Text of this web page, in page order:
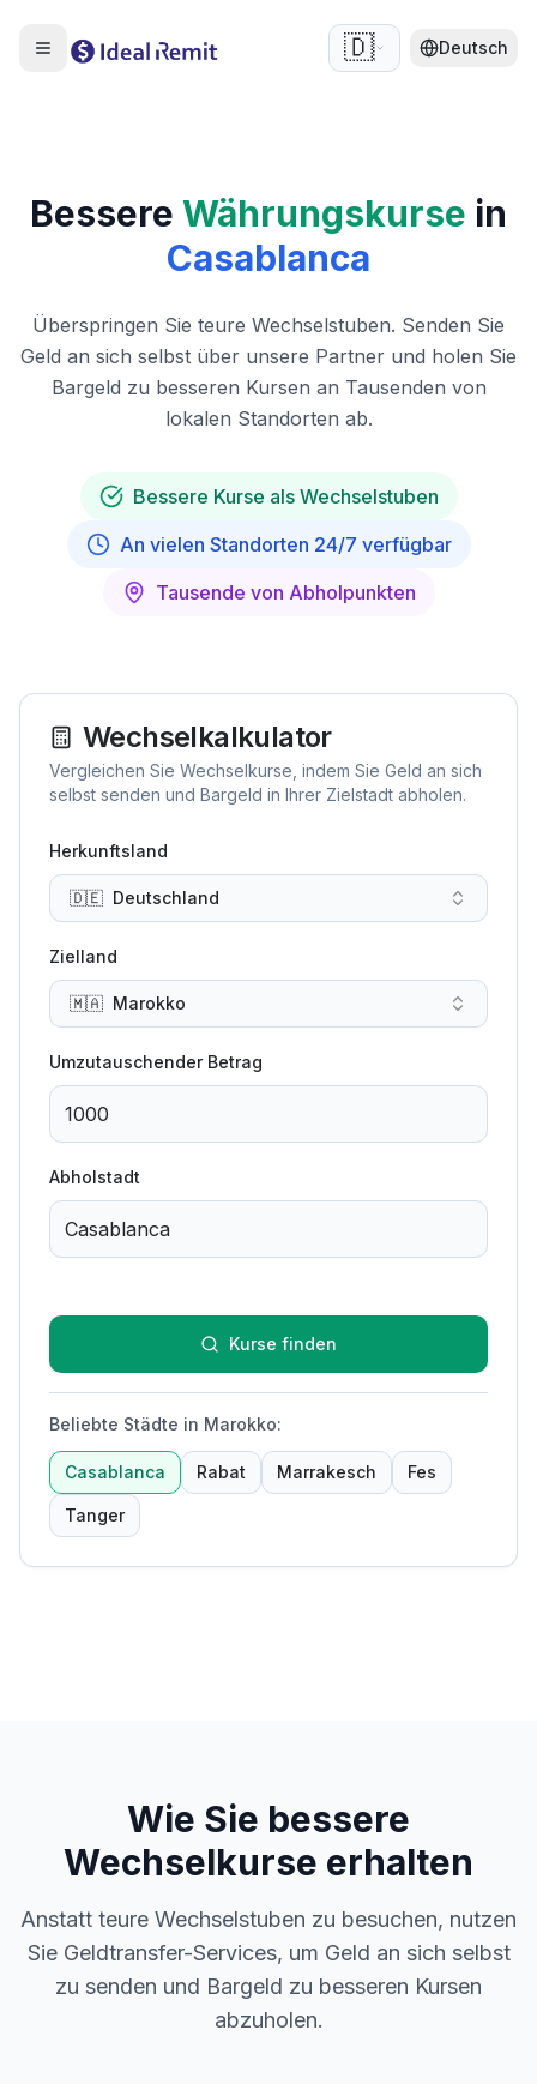
🇩🇪 Deutsch
Bessere Währungskurse in
Casablanca
Überspringen Sie teure Wechselstuben. Senden Sie
Geld an sich selbst über unsere Partner und holen Sie
Bargeld zu besseren Kursen an Tausenden von
lokalen Standorten ab.
Bessere Kurse als Wechselstuben
An vielen Standorten 24/7 verfügbar
Tausende von Abholpunkten
Wechselkalkulator
Vergleichen Sie Wechselkurse, indem Sie Geld an sich
selbst senden und Bargeld in Ihrer Zielstadt abholen.
Herkunftsland
🇩🇪 Deutschland
Zielland
🇲🇦 Marokko
Umzutauschender Betrag
Abholstadt
Kurse finden
Beliebte Städte in Marokko:
Casablanca Rabat Marrakesch Fes
Tanger
Wie Sie bessere
Wechselkurse erhalten
Anstatt teure Wechselstuben zu besuchen, nutzen
Sie Geldtransfer-Services, um Geld an sich selbst
zu senden und Bargeld zu besseren Kursen
abzuholen.